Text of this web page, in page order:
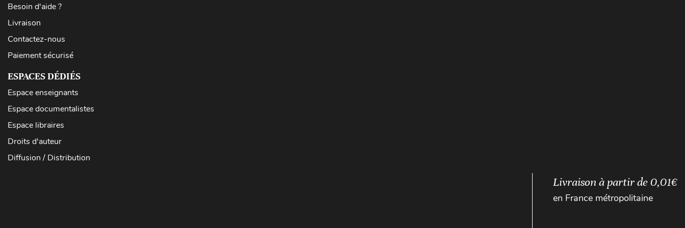
Besoin d'aide ?
Livraison
Contactez-nous
Paiement sécurisé
ESPACES DÉDIÉS
Espace enseignants
Espace documentalistes
Espace libraires
Droits d'auteur
Diffusion / Distribution
Livraison à partir de 0,01€
en France métropolitaine